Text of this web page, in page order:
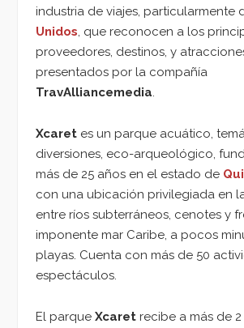
industria de viajes, particularmente
Unidos, que reconocen a los
proveedores, destinos, y
presentados por la compañía
TravAlliancemedia.
Xcaret es un parque acuático,
diversiones, eco-arqueológico,
más de 25 años en el estado de
con una ubicación privilegiada en
entre ríos subterráneos, cenotes y
imponente mar Caribe, a pocos
playas. Cuenta con más de 50
espectáculos.
El parque Xcaret recibe a más de